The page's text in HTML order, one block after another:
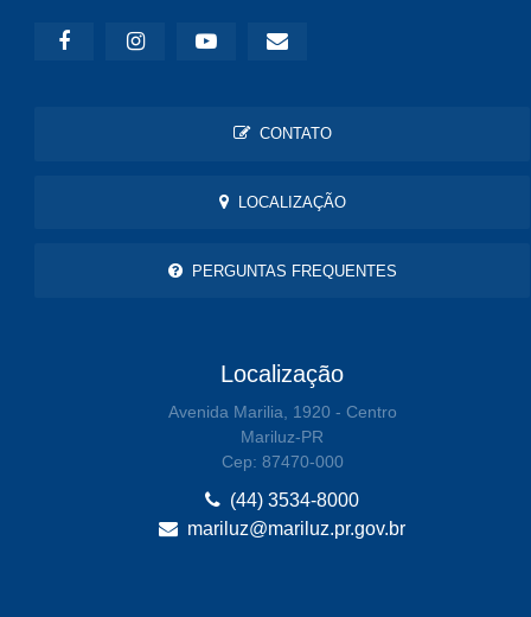
CONTATO
LOCALIZAÇÃO
PERGUNTAS FREQUENTES
Localização
Avenida Marilia, 1920 - Centro
Mariluz-PR
Cep: 87470-000
(44) 3534-8000
mariluz@mariluz.pr.gov.br